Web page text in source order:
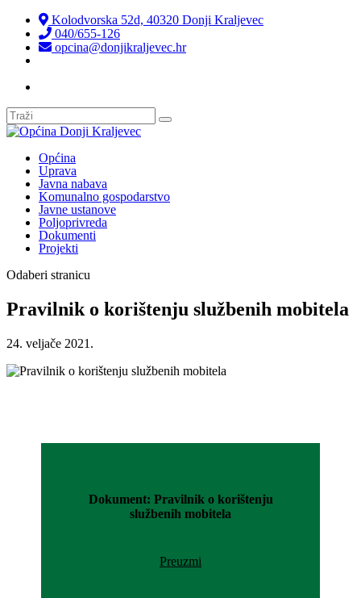
Kolodvorska 52d, 40320 Donji Kraljevec
040/655-126
opcina@donjikraljevec.hr
Općina
Uprava
Javna nabava
Komunalno gospodarstvo
Javne ustanove
Poljoprivreda
Dokumenti
Projekti
Odaberi stranicu
Pravilnik o korištenju službenih mobitela
24. veljače 2021.
Dokument: Pravilnik o korištenju
službenih mobitela
Preuzmi